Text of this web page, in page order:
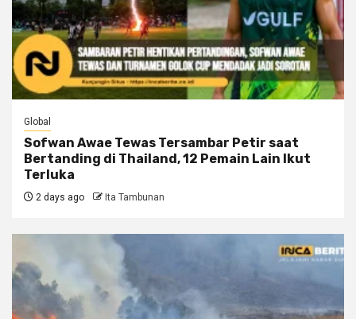
Global
Sofwan Awae Tewas Tersambar Petir saat
Bertanding di Thailand, 12 Pemain Lain Ikut
Terluka
2 days ago Ita Tambunan